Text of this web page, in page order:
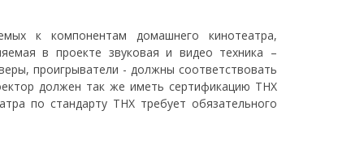
к компонентам домашнего кинотеатра,
в проекте звуковая и видео техника –
проигрыватели - должны соответствовать
должен так же иметь сертификацию THX
по стандарту THX требует обязательного